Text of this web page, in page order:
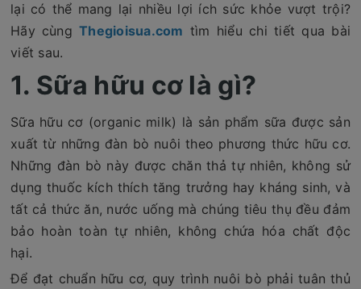
lại có thể mang lại nhiều lợi ích sức khỏe vượt trội?
Hãy cùngThegioisua.com tìm hiểu chi tiết qua bài
viết sau.
1. Sữa hữu cơ là gì?
Sữa hữu cơ (organic milk) là sản phẩm sữa được sản
xuất từ những đàn bò nuôi theo phương thức hữu cơ.
Những đàn bò này được chăn thả tự nhiên, không sử
dụng thuốc kích thích tăng trưởng hay kháng sinh, và
tất cả thức ăn, nước uống mà chúng tiêu thụ đều đảm
bảo hoàn toàn tự nhiên, không chứa hóa chất độc
hại.
Để đạt chuẩn hữu cơ, quy trình nuôi bò phải tuân thủ